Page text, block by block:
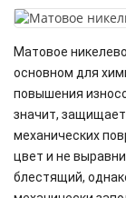
Матовое
основном для
повышения
значит, защищает
механических
цвет и не
блестящий,